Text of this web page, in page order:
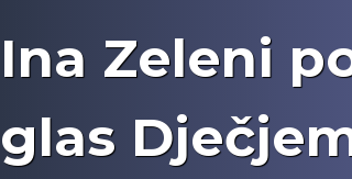
Ina Zeleni
glas